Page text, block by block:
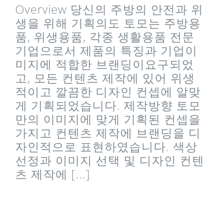
Overview 당신의 주방의 안전과 위
생을 위해 기획의도 토모는 주방용
품, 위생용품, 각종 생활용품 전문
기업으로서 제품의 특징과 기업이
미지에 적합한 브랜딩이요구되었
고, 모든 컨텐츠 제작에 있어 위생
적이고 깔끔한 디자인 컨셉에 알맞
게 기획되었습니다. 제작방향 토모
만의 이미지에 맞게 기획된 컨셉을
가지고 컨텐츠 제작에 브랜딩을 디
자인적으로 표현하였습니다. 색상
선정과 이미지 선택 및 디자인 컨텐
츠 제작에 [...]